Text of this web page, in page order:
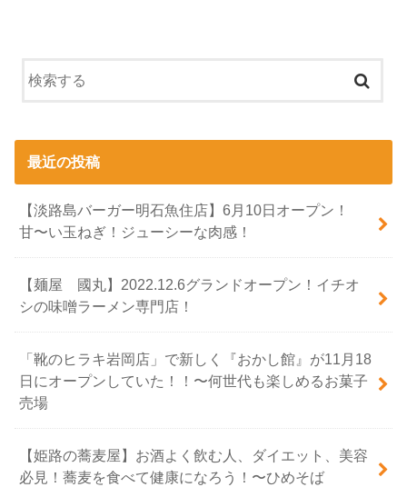
最近の投稿
【淡路島バーガー明石魚住店】6月10日オープン！
甘〜い玉ねぎ！ジューシーな肉感！
【麺屋 國丸】2022.12.6グランドオープン！イチオ
シの味噌ラーメン専門店！
「靴のヒラキ岩岡店」で新しく『おかし館』が11月18
日にオープンしていた！！〜何世代も楽しめるお菓子
売場
【姫路の蕎麦屋】お酒よく飲む人、ダイエット、美容
必見！蕎麦を食べて健康になろう！〜ひめそば